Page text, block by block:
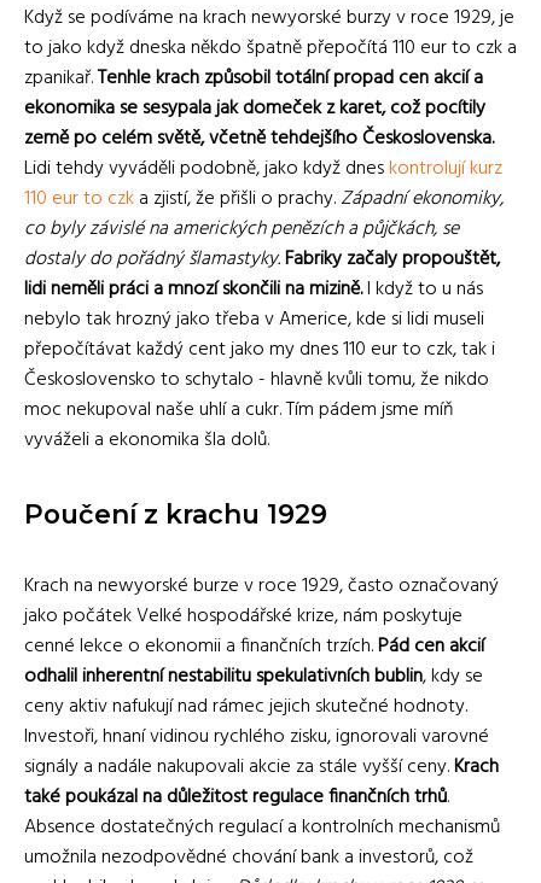
Když se podíváme na krach newyorské burzy v roce 1929, je
to jako když dneska někdo špatně přepočítá 110 eur to czk a
zpanikař.Tenhle krach způsobil totální propad cen akcií a
ekonomika se sesypala jak domeček z karet, což pocítily
země po celém světě, včetně tehdejšího Československa.
Lidi tehdy vyváděli podobně, jako když dneskontrolují kurz
110 eur to czka zjistí, že přišli o prachy.Západní ekonomiky,
co byly závislé na amerických penězích a půjčkách, se
dostaly do pořádný šlamastyky.Fabriky začaly propouštět,
lidi neměli práci a mnozí skončili na mizině.I když to u nás
nebylo tak hrozný jako třeba v Americe, kde si lidi museli
přepočítávat každý cent jako my dnes 110 eur to czk, tak i
Československo to schytalo - hlavně kvůli tomu, že nikdo
moc nekupoval naše uhlí a cukr. Tím pádem jsme míň
vyváželi a ekonomika šla dolů.
Poučení z krachu 1929
Krach na newyorské burze v roce 1929, často označovaný
jako počátek Velké hospodářské krize, nám poskytuje
cenné lekce o ekonomii a finančních trzích.Pád cen akcií
odhalil inherentní nestabilitu spekulativních bublin, kdy se
ceny aktiv nafukují nad rámec jejich skutečné hodnoty.
Investoři, hnaní vidinou rychlého zisku, ignorovali varovné
signály a nadále nakupovali akcie za stále vyšší ceny.Krach
také poukázal na důležitost regulace finančních trhů.
Absence dostatečných regulací a kontrolních mechanismů
umožnila nezodpovědné chování bank a investorů, což